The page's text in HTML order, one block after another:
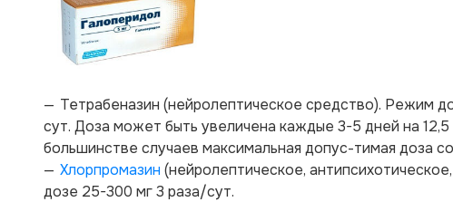
Тетрабеназин (нейролептическое средство). Режим
сут. Доза может быть увеличена каждые 3-5 дней на
большинстве случаев максимальная допус-тимая доза
Хлорпромазин (нейролептическое,
дозе 25-300 мг 3 раза/сут.